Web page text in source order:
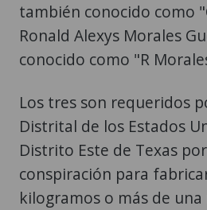
también conocido como
Ronald Alexys Morales
conocido como "R
Los tres son requeridos
Distrital de los Estados
Distrito Este de Texas
conspiración para
kilogramos o más de una